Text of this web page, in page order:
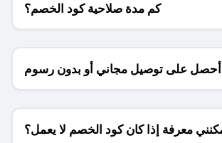
كم مدة صلاحية كود الخصم؟
على توصيل مجاني أو بدون رسوم
الشحن ؟
معرفة إذا كان كود الخصم لا يعمل؟